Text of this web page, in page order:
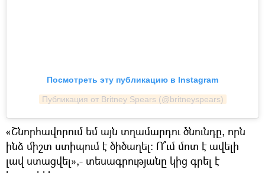
Посмотреть эту публикацию в Instagram
Публикация от Britney Spears (@britneyspears)
«Շնորհավորում եմ այն տղամարդու ծնունդը, որն
ինձ միշտ ստիպում է ծիծաղել։ Ո՞ւմ մոտ է ավելի
լավ ստացվել»,- տեսագրությանը կից գրել է